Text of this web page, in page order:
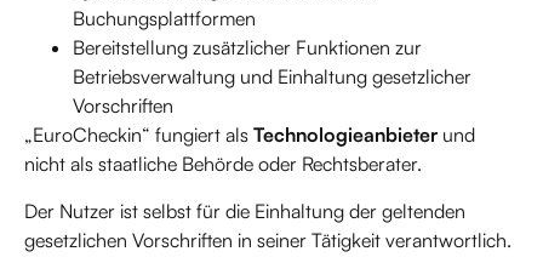
Buchungsplattformen
Bereitstellung zusätzlicher Funktionen zur
Betriebsverwaltung und Einhaltung gesetzlicher
Vorschriften
„EuroCheckin“ fungiert als Technologieanbieter und
nicht als staatliche Behörde oder Rechtsberater.
Der Nutzer ist selbst für die Einhaltung der geltenden
gesetzlichen Vorschriften in seiner Tätigkeit verantwortlich.